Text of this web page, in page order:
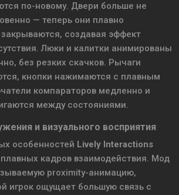
по-новому. Двери больше не
— теперь они плавно
создавая эффект
Люки и калитки анимированы
без резких скачков. Рычаги
кнопки нажимаются с плавным
компараторов медленно и
между состояниями.
и визуального восприятия
особенностей Lively Interactions
кадров взаимодействия. Мод
proximity-анимацию,
игрок ощущает большую связь с